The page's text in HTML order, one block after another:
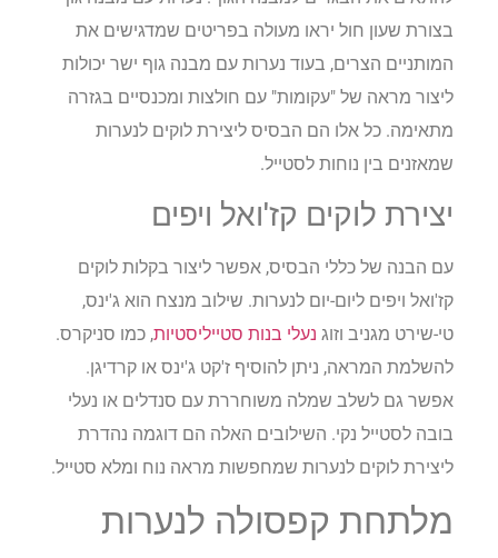
בצורת שעון חול יראו מעולה בפריטים שמדגישים את
המותניים הצרים, בעוד נערות עם מבנה גוף ישר יכולות
ליצור מראה של "עקומות" עם חולצות ומכנסיים בגזרה
מתאימה. כל אלו הם הבסיס ליצירת לוקים לנערות
שמאזנים בין נוחות לסטייל.
יצירת לוקים קז'ואל ויפים
עם הבנה של כללי הבסיס, אפשר ליצור בקלות לוקים
קז'ואל ויפים ליום-יום לנערות. שילוב מנצח הוא ג'ינס,
טי-שירט מגניב וזוגנעלי בנות סטייליסטיות, כמו סניקרס.
להשלמת המראה, ניתן להוסיף ז'קט ג'ינס או קרדיגן.
אפשר גם לשלב שמלה משוחררת עם סנדלים או נעלי
בובה לסטייל נקי. השילובים האלה הם דוגמה נהדרת
ליצירת לוקים לנערות שמחפשות מראה נוח ומלא סטייל.
מלתחת קפסולה לנערות